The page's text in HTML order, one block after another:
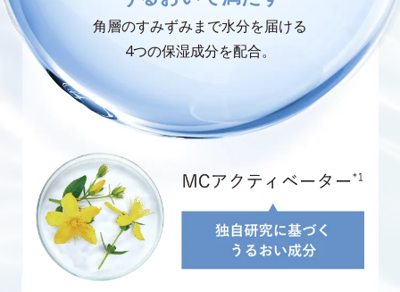
角層のすみずみまで水分を届ける
4つの保湿成分を配合。